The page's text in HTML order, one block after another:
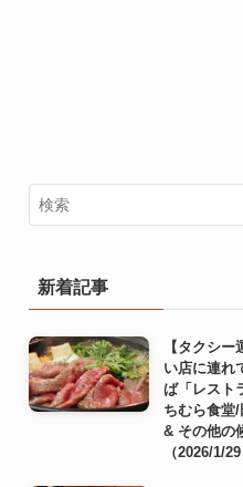
新着記事
【タクシ
い店に連れ
ば「レスト
ちむら食堂/
& その他の
（2026/1/